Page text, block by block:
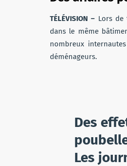
TÉLÉVISION – Lors de
dans le même
nombreux
déménageurs.
Des
Les